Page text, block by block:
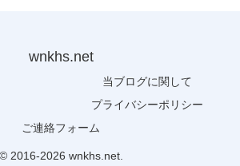
wnkhs.net
当ブログに関して
プライバシーポリシー
ご連絡フォーム
© 2016-2026 wnkhs.net.